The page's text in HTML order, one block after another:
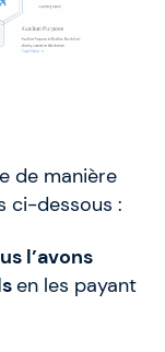
de manière
ci-dessous :
l’avons
en les payant